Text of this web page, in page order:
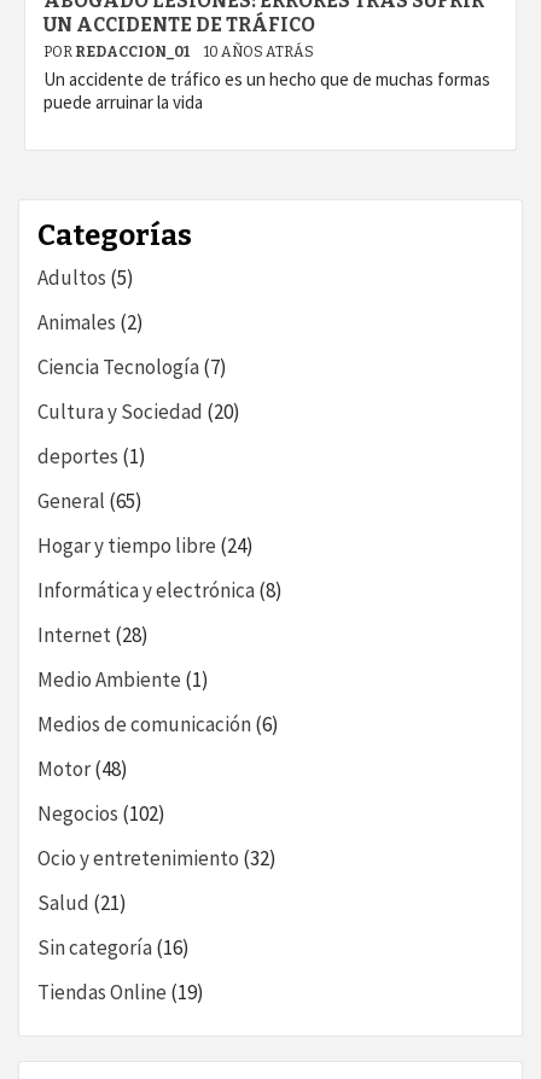
UN ACCIDENTE DE TRÁFICO
POR REDACCION_01 10 AÑOS ATRÁS
Un accidente de tráfico es un hecho que de muchas formas
puede arruinar la vida
Categorías
Adultos (5)
Animales (2)
Ciencia Tecnología(7)
Cultura y Sociedad (20)
deportes (1)
General (65)
Hogar y tiempo libre (24)
Informática y electrónica(8)
Internet(28)
Medio Ambiente (1)
Medios de comunicación(6)
Motor(48)
Negocios (102)
Ocio y entretenimiento (32)
Salud (21)
Sin categoría(16)
Tiendas Online (19)